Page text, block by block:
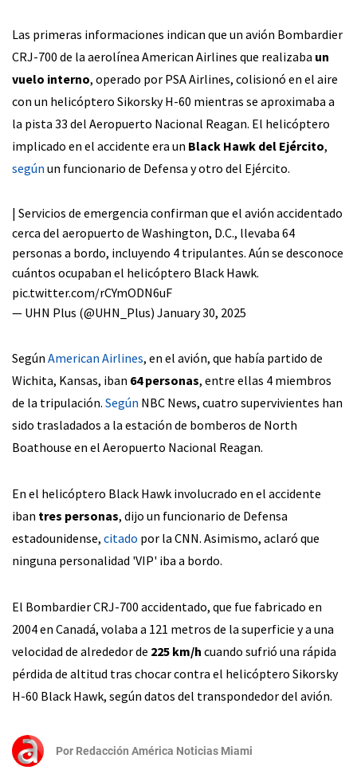
Las primeras informaciones indican que un avión Bombardier
CRJ-700 de la aerolínea American Airlines que realizaba un
vuelo interno, operado por PSA Airlines, colisionó en el aire
con un helicóptero Sikorsky H-60 mientras se aproximaba a
la pista 33 del Aeropuerto Nacional Reagan. El helicóptero
implicado en el accidente era un Black Hawk del Ejército,
según un funcionario de Defensa y otro del Ejército.
| Servicios de emergencia confirman que el avión accidentado
cerca del aeropuerto de Washington, D.C., llevaba 64
personas a bordo, incluyendo 4 tripulantes. Aún se desconoce
cuántos ocupaban el helicóptero Black Hawk.
pic.twitter.com/rCYmODN6uF
— UHN Plus (@UHN_Plus) January 30, 2025
Según American Airlines, en el avión, que había partido de
Wichita, Kansas, iban 64 personas, entre ellas 4 miembros
de la tripulación. Según NBC News, cuatro supervivientes han
sido trasladados a la estación de bomberos de North
Boathouse en el Aeropuerto Nacional Reagan.
En el helicóptero Black Hawk involucrado en el accidente
iban tres personas, dijo un funcionario de Defensa
estadounidense, citado por la CNN. Asimismo, aclaró que
ninguna personalidad 'VIP' iba a bordo.
El Bombardier CRJ-700 accidentado, que fue fabricado en
2004 en Canadá, volaba a 121 metros de la superficie y a una
velocidad de alrededor de 225 km/h cuando sufrió una rápida
pérdida de altitud tras chocar contra el helicóptero Sikorsky
H-60 Black Hawk, según datos del transpondedor del avión.
Por Redacción América Noticias Miami